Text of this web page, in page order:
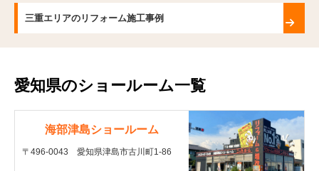
三重エリアのリフォーム施工事例
愛知県のショールーム一覧
海部津島ショールーム
〒496-0043 愛知県津島市古川町1-86